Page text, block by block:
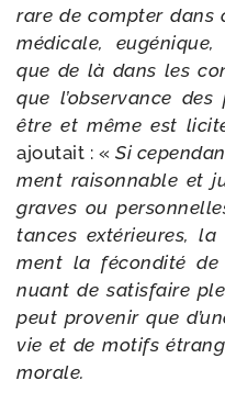
rare de comp­ter dans
médi­cale,
que de là dans les
que l’observance
être et même est
ajou­tait : «Si
ment rai­son­nable et
graves ou
tances exté­rieures,
ment la fécon­di­té
nuant de satis­faire
peut pro­ve­nir que
vie et de motifs
morale.